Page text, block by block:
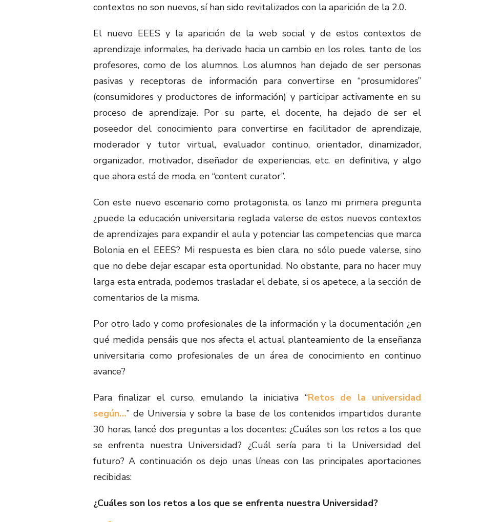
contextos no son nuevos, sí han sido revitalizados con la aparición de la 2.0.
El nuevo EEES y la aparición de la web social y de estos contextos de
aprendizaje informales, ha derivado hacia un cambio en los roles, tanto de los
profesores, como de los alumnos. Los alumnos han dejado de ser personas
pasivas y receptoras de información para convertirse en “prosumidores”
(consumidores y productores de información) y participar activamente en su
proceso de aprendizaje. Por su parte, el docente, ha dejado de ser el
poseedor del conocimiento para convertirse en facilitador de aprendizaje,
moderador y tutor virtual, evaluador continuo, orientador, dinamizador,
organizador, motivador, diseñador de experiencias, etc. en definitiva, y algo
que ahora está de moda, en “content curator”.
Con este nuevo escenario como protagonista, os lanzo mi primera pregunta
¿puede la educación universitaria reglada valerse de estos nuevos contextos
de aprendizajes para expandir el aula y potenciar las competencias que marca
Bolonia en el EEES? Mi respuesta es bien clara, no sólo puede valerse, sino
que no debe dejar escapar esta oportunidad. No obstante, para no hacer muy
larga esta entrada, podemos trasladar el debate, si os apetece, a la sección de
comentarios de la misma.
Por otro lado y como profesionales de la información y la documentación ¿en
qué medida pensáis que nos afecta el actual planteamiento de la enseñanza
universitaria como profesionales de un área de conocimiento en continuo
avance?
Para finalizar el curso, emulando la iniciativa “Retos de la universidad
según…” de Universia y sobre la base de los contenidos impartidos durante
30 horas, lancé dos preguntas a los docentes: ¿Cuáles son los retos a los que
se enfrenta nuestra Universidad? ¿Cuál sería para ti la Universidad del
futuro? A continuación os dejo unas líneas con las principales aportaciones
recibidas:
¿Cuáles son los retos a los que se enfrenta nuestra Universidad?